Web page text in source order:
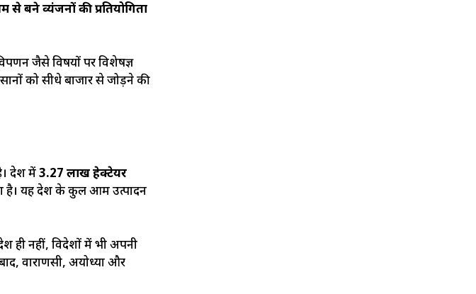
से बने व्यंजनों की प्रतियोगिता
जैसे विषयों पर विशेषज्ञ
को सीधे बाजार से जोड़ने की
प्रदेश में3.27 लाख हेक्टेयर
है। यह देश के कुल आम उत्पादन
देश ही नहीं, विदेशों में भी अपनी
वाराणसी, अयोध्या और